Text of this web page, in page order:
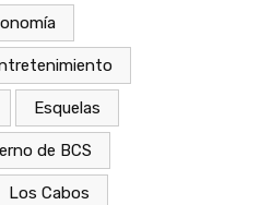
Esquelas
de BCS
Los Cabos